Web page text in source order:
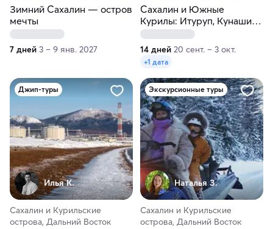
Зимний Сахалин — остров
мечты
7 дней 3 – 9 янв. 2027
Сахалин и Южные
Курилы: Итуруп, Кунашир.
Три острова за одно
путешествие
14 дней 20 сент. – 3 окт.
+1 дата
Джип-туры
Илья К.
Сахалин и Курильские
острова, Дальний Восток
Экскурсионные туры
Наталья З.
Сахалин и Курильские
острова, Дальний Восток